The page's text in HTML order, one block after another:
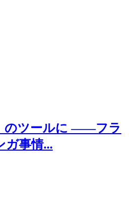
のツールに ――フラ
ガ事情...